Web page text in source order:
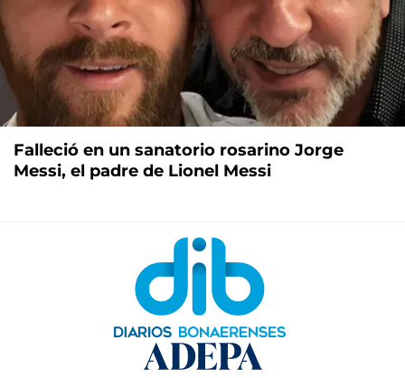
Falleció en un sanatorio rosarino Jorge
Messi, el padre de Lionel Messi